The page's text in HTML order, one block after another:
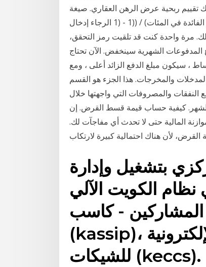
تقييم ربحية عرض الرهن العقاري. صيغة
حساب الدفع السنوي هي كما يلي: (مبلغ القرض * 1/12 سعر الفائدة في المئات) / ((1 - (1 الرجاء إدخال
مرة واحدة كنت قد تلقيت رمز التحقق،
الشهرية سينخفض. الآن تحتاج
، سيكون مبلغ الدفع الزائد أعلى ، ومع
2- خطط جيداً لتسجيل المدخلات والمخرجات. هذا الجزء هو القسم
والمصروفات التي واجهتها خلال
الشهر. كيفية حساب قيمة قسط القرض. إن
المالية حتى لا تحدث أي مفاجآت لك.
لأن هناك احتمالية كبيرة لارتكاب
بتشغيل وإدارة
الكويت الآلي
المشاركين - كاسب
(kassip)، ونظام الكويت للمقاصة الإلكترونية
للشيكات (keccs).